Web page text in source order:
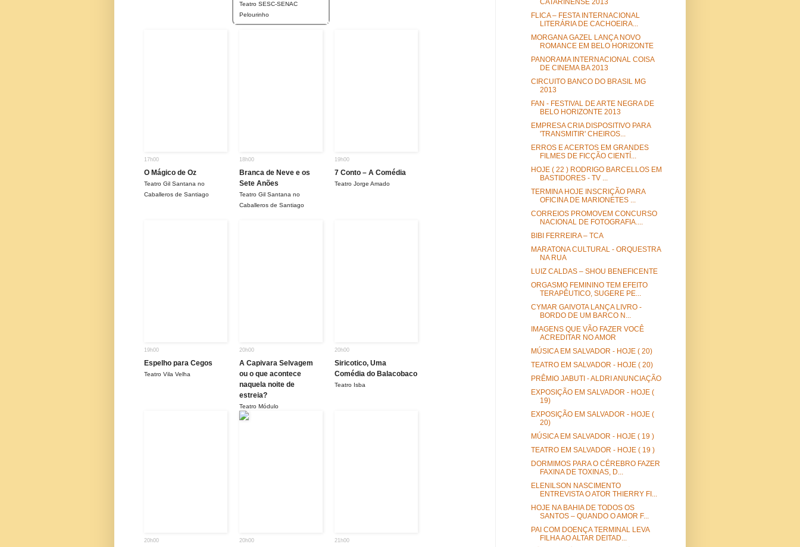
Teatro SESC-SENAC
Pelourinho
17h00
O Mágico de Oz
Teatro Gil Santana no
Caballeros de Santiago
18h00
Branca de Neve e os
Sete Anões
Teatro Gil Santana no
Caballeros de Santiago
19h00
7 Conto – A Comédia
Teatro Jorge Amado
19h00
Espelho para Cegos
Teatro Vila Velha
20h00
A Capivara Selvagem
ou o que acontece
naquela noite de
estreia?
Teatro Módulo
20h00
Siricotico, Uma
Comédia do Balacobaco
Teatro Isba
20h00 20h00 21h00
CATARINENSE 2013
FLICA – FESTA INTERNACIONAL
LITERÁRIA DE CACHOEIRA...
MORGANA GAZEL LANÇA NOVO
ROMANCE EM BELO HORIZONTE
PANORAMA INTERNACIONAL COISA
DE CINEMA BA 2013
CIRCUITO BANCO DO BRASIL MG
2013
FAN - FESTIVAL DE ARTE NEGRA DE
BELO HORIZONTE 2013
EMPRESA CRIA DISPOSITIVO PARA
'TRANSMITIR' CHEIROS...
ERROS E ACERTOS EM GRANDES
FILMES DE FICÇÃO CIENTÍ...
HOJE ( 22 ) RODRIGO BARCELLOS EM
BASTIDORES - TV ...
TERMINA HOJE INSCRIÇÃO PARA
OFICINA DE MARIONETES ...
CORREIOS PROMOVEM CONCURSO
NACIONAL DE FOTOGRAFIA....
BIBI FERREIRA – TCA
MARATONA CULTURAL - ORQUESTRA
NA RUA
LUIZ CALDAS – SHOU BENEFICENTE
ORGASMO FEMININO TEM EFEITO
TERAPÊUTICO, SUGERE PE...
CYMAR GAIVOTA LANÇA LIVRO -
BORDO DE UM BARCO N...
IMAGENS QUE VÃO FAZER VOCÊ
ACREDITAR NO AMOR
MÚSICA EM SALVADOR - HOJE ( 20)
TEATRO EM SALVADOR - HOJE ( 20)
PRÊMIO JABUTI - ALDRI ANUNCIAÇÃO
EXPOSIÇÃO EM SALVADOR - HOJE (
19)
EXPOSIÇÃO EM SALVADOR - HOJE (
20)
MÚSICA EM SALVADOR - HOJE ( 19 )
TEATRO EM SALVADOR - HOJE ( 19 )
DORMIMOS PARA O CÉREBRO FAZER
FAXINA DE TOXINAS, D...
ELENILSON NASCIMENTO
ENTREVISTA O ATOR THIERRY FI...
HOJE NA BAHIA DE TODOS OS
SANTOS – QUANDO O AMOR F...
PAI COM DOENÇA TERMINAL LEVA
FILHA AO ALTAR DEITAD...